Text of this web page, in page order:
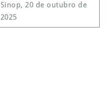
Sinop, 20 de outubro de
2025